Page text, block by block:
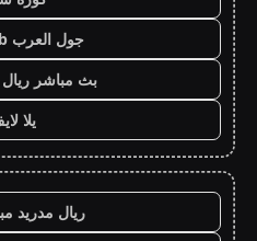
جول العرب goalarab
بث مباشر ريال
يلا
ريال مدريد